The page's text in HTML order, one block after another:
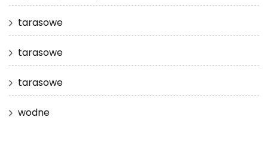
tarasowe
tarasowe
tarasowe
wodne